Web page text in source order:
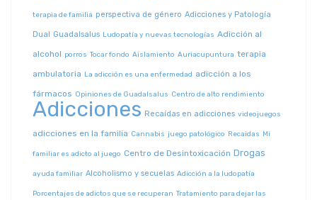
terapia de familia perspectiva de género Adicciones y Patología
Dual Guadalsalus Ludopatía y nuevas tecnologías Adicción al
alcohol porros Tocar fondo Aislamiento Auriacupuntura terapia
ambulatoria La adicción es una enfermedad adicción a los
fármacos Opiniones de Guadalsalus Centro de alto rendimiento
Adicciones Recaídas en adicciones videojuegos
adicciones en la familia Cannabis juego patológico Recaidas Mi
familiar es adicto al juego Centro de Desintoxicación Drogas
ayuda familiar Alcoholismo y secuelas Adicción a la ludopatía
Porcentajes de adictos que se recuperan Tratamiento para dejar las